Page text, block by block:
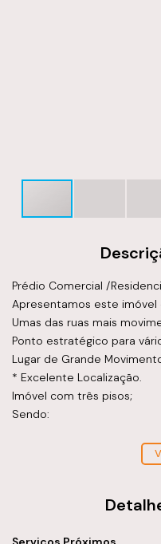
Prédio Comercial /
Apresentamos este imóvel
Umas das ruas mais
Ponto estratégico para
Lugar de Grande
* Excelente Localização.
Imóvel com três pisos;
Sendo:
Uma sala comercial com 85